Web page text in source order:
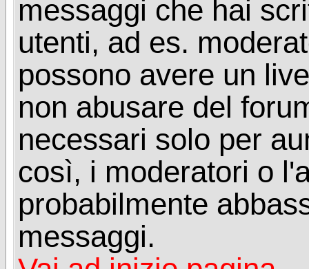
messaggi che hai
utenti, ad es.
possono avere un
non abusare del
necessari solo per
così, i moderatori o
probabilmente
messaggi.